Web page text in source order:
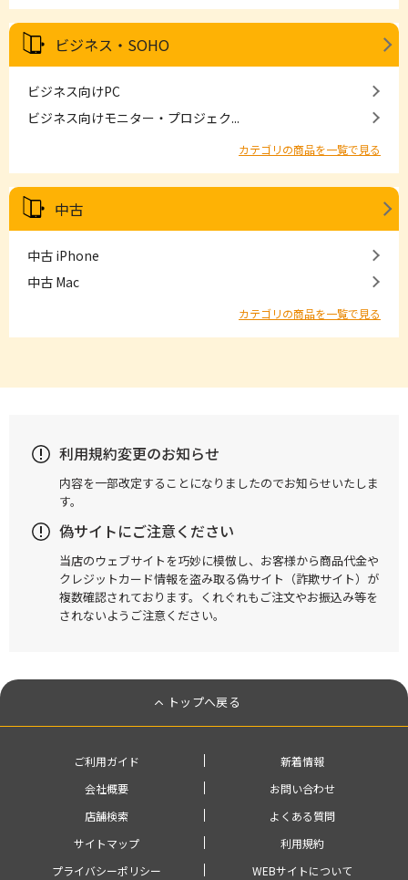
ビジネス・SOHO
ビジネス向けPC
ビジネス向けモニター・プロジェク...
カテゴリの商品を一覧で見る
中古
中古 iPhone
中古 Mac
カテゴリの商品を一覧で見る
利用規約変更のお知らせ
内容を一部改定することになりましたのでお知らせいたしま
す。
偽サイトにご注意ください
当店のウェブサイトを巧妙に模倣し、お客様から商品代金や
クレジットカード情報を盗み取る偽サイト（詐欺サイト）が
複数確認されております。くれぐれもご注文やお振込み等を
されないようご注意ください。
トップへ戻る
ご利用ガイド
新着情報
会社概要
お問い合わせ
店舗検索
よくある質問
サイトマップ
利用規約
プライバシーポリシー
WEBサイトについて